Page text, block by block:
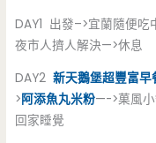
DAY1 出發–>宜蘭隨便
夜市人擠人解決—>休息
DAY2新天鵝堡超豐富早
>阿添魚丸米粉—->菓風
回家睡覺